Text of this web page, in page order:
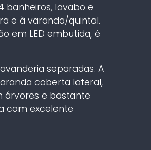
banheiros, lavabo e
e à varanda/quintal.
em LED embutida, é
separadas. A
coberta lateral,
árvores e bastante
com excelente